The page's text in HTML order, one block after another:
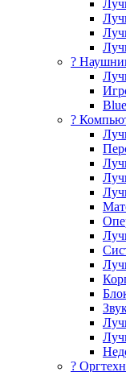
?
?️
?️